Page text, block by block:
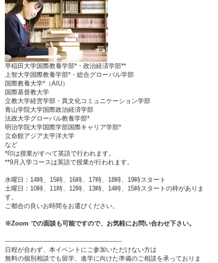
早稲田大学国際教養学部*・政治経済学部**
上智大学国際教養学部*・総合グローバル学部
国際教養大学*（AIU）
国際基督教大学
立教大学経営学部・異文化コミュニケーション学部
青山学院大学国際政治経済学部
法政大学グローバル教養学部*
明治学院大学国際学部国際キャリア学部*
立命館アジア太平洋大学
など
*印は授業がすべて英語で行われます。
**9月入学コースは英語で授業が行われます。
水曜日：14時、15時、16時、17時、18時、19時スタート
土曜日：10時、11時、12時、13時、14時、15時スタートの枠がありま
す。
ご都合の良いお時間をお選びください。
※Zoom での面談も可能ですので、お気軽にお問い合わせ下さい。
------------------------------------------------------------
日程が合わず、本イベントにご参加いただけない方は
無料の個別相談でも留学、進学に向けた準備のご相談を承っておりま